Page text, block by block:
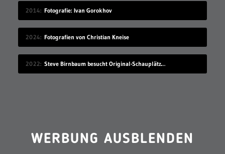
2014 Fotografie: Ivan Gorokhov
2024 Fotografien von Christian Kneise
2022 Steve Birnbaum besucht Original-Schauplätze von Musik-Fotografien
WERBUNG AUSBLENDEN